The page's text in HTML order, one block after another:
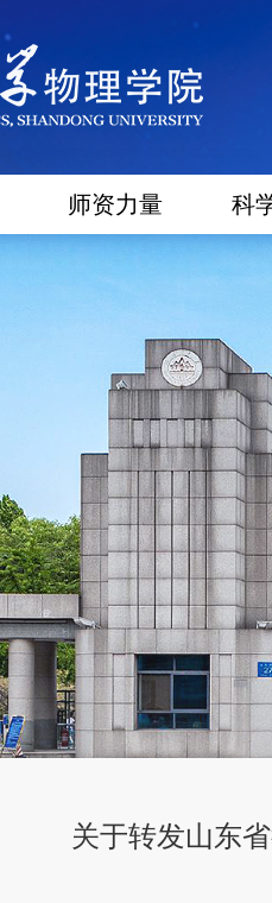
师资力量 科
关于转发山东